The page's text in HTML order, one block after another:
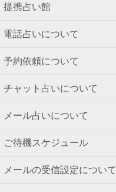
提携占い館
電話占いについて
予約依頼について
チャット占いについて
メール占いについて
ご待機スケジュール
メールの受信設定について